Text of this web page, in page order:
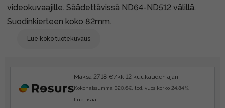
videokuvaajille. Säädettävissä ND64-ND512 välillä.
Suodinkierteen koko 82mm.
Lue koko tuotekuvaus
Maksa 27.18 €/kk 12 kuukauden ajan.
Kokonaissumma 320.6€, tod. vuosikorko 24.84%.
Lue lisää